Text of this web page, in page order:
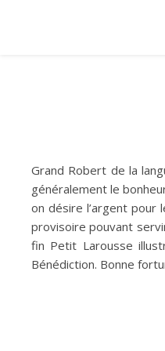
Grand Robert de la
généralement le
on désire l’argent pour
provisoire pouvant
fin Petit Larousse
Bénédiction. Bonne